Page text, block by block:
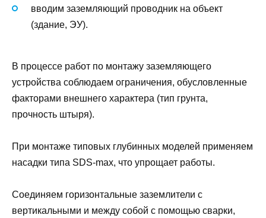
вводим заземляющий проводник на объект
(здание, ЭУ).
В процессе работ по монтажу заземляющего
устройства соблюдаем ограничения, обусловленные
факторами внешнего характера (тип грунта,
прочность штыря).
При монтаже типовых глубинных моделей применяем
насадки типа SDS-max, что упрощает работы.
Соединяем горизонтальные заземлители с
вертикальными и между собой с помощью сварки,